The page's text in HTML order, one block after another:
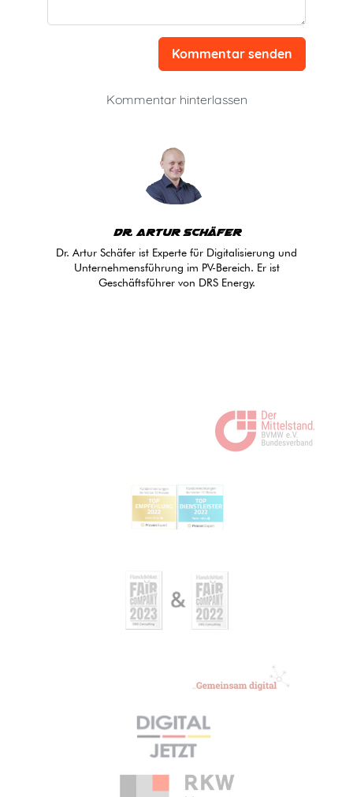
Kommentar senden
Kommentar hinterlassen
Dr. Artur Schäfer
Dr. Artur Schäfer ist Experte für Digitalisierung und
Unternehmensführung im PV-Bereich. Er ist
Geschäftsführer von DRS Energy.